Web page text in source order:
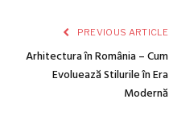
PREVIOUS ARTICLE
Arhitectura în România – Cum
Evoluează Stilurile în Era
Modernă